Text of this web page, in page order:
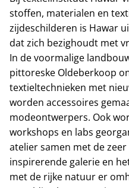
stoffen, materialen en
zijdeschilderen is Hawar
dat zich bezighoudt met
In de voormalige
pittoreske Oldeberkoop
textieltechnieken met
worden accessoires
modeontwerpers. Ook
workshops en labs
atelier samen met de
inspirerende galerie en
met de rijke natuur er